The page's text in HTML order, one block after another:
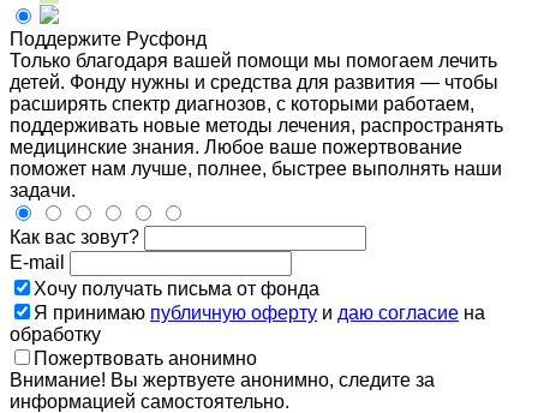
Поддержите Русфонд
Только благодаря вашей помощи мы помогаем лечить
детей. Фонду нужны и средства для развития — чтобы
расширять спектр диагнозов, с которыми работаем,
поддерживать новые методы лечения, распространять
медицинские знания. Любое ваше пожертвование
поможет нам лучше, полнее, быстрее выполнять наши
задачи.
Как вас зовут?
E-mail
Хочу получать письма от фонда
Я принимаю публичную оферту и даю согласие на
обработку
Пожертвовать анонимно
Внимание! Вы жертвуете анонимно, следите за
информацией самостоятельно.